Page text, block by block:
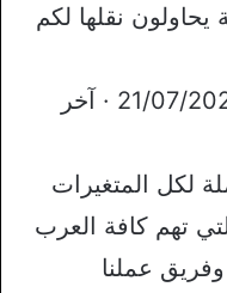
نقلها لكم
نُشر: 21/07/2023 · آخر
لكل المتغيرات
تهم كافة العرب
وفريق عملنا